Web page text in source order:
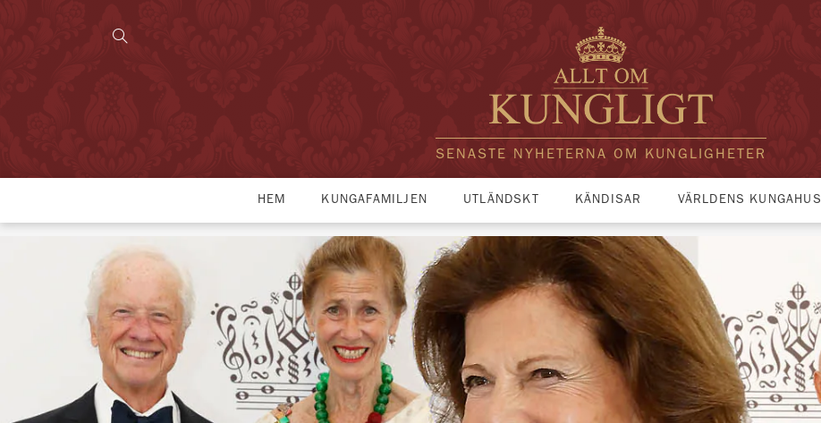
SENASTE NYHETERNA OM KUNGLIGHETER
HEM KUNGAFAMILJEN UTLÄNDSKT KÄNDISAR VÄRLDENS KUNGAHUS